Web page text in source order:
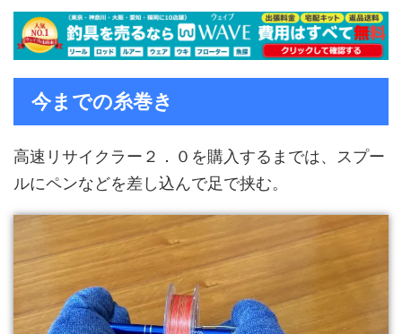
今までの糸巻き
高速リサイクラー２．０を購入するまでは、スプー
ルにペンなどを差し込んで足で挟む。